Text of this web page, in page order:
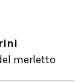
merletto